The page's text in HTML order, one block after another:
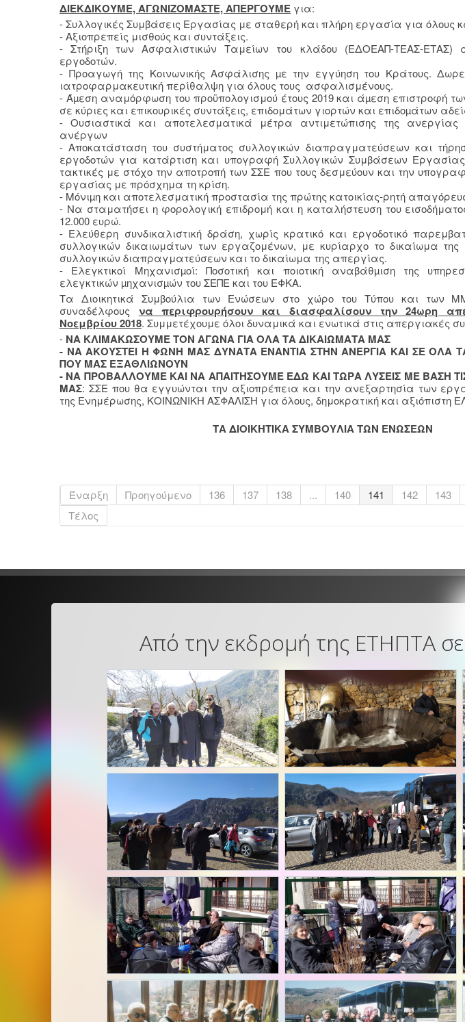
ΔΙΕΚΔΙΚΟΥΜΕ, ΑΓΩΝΙΖΟΜΑΣΤΕ, ΑΠΕΡΓΟΥΜΕ για:
- Συλλογικές Συμβάσεις Εργασίας με σταθερή και πλήρη εργασία για όλους
- Αξιοπρεπείς μισθούς και συντάξεις.
- Στήριξη των Ασφαλιστικών Ταμείων του κλάδου (ΕΔΟΕΑΠ-ΤΕΑΣ-ΕΤΑΣ)
εργοδοτών.
- Προαγωγή της Κοινωνικής Ασφάλισης µε την εγγύηση του Κράτους.
ιατροφαρμακευτική περίθαλψη για όλους τους ασφαλισμένους.
- Άµεση αναμόρφωση του προϋπολογισμού έτους 2019 και άµεση επιστροφή
σε κύριες και επικουρικές συντάξεις, επιδομάτων γιορτών και επιδοµάτων
- Ουσιαστικά και αποτελεσματικά μέτρα αντιμετώπισης της
ανέργων
- Αποκατάσταση του συστήματος συλλογικών διαπραγματεύσεων και
εργοδοτών για κατάρτιση και υπογραφή Συλλογικών Συμβάσεων
τακτικές με στόχο την αποτροπή των ΣΣΕ που τους δεσμεύουν και την
εργασίας με πρόσχημα τη κρίση.
- Μόνιµη και αποτελεσματική προστασία της πρώτης κατοικίας-ρητή
- Να σταματήσει η φορολογική επιδρομή και η καταλήστευση του
12.000 ευρώ.
- Ελεύθερη συνδικαλιστική δράση, χωρίς κρατικό και εργοδοτικό
συλλογικών δικαιωμάτων των εργαζομένων, με κυρίαρχο το δικαίωμα της
συλλογικών διαπραγματεύσεων και το δικαίωμα της απεργίας.
- Ελεγκτικοί Μηχανισµοί: Ποσοτική και ποιοτική αναβάθµιση της
ελεγκτικών µηχανισµών του ΣΕΠΕ και του ΕΦΚΑ.
Τα Διοικητικά Συμβούλια των Ενώσεων στο χώρο του Τύπου και των
συναδέλφους να περιφρουρήσουν και διασφαλίσουν την 24ωρη
Νοεμβρίου 2018. Συμμετέχουμε όλοι δυναμικά και ενωτικά στις απεργιακές
- ΝΑ ΚΛΙΜΑΚΩΣΟΥΜΕ ΤΟΝ ΑΓΩΝΑ ΓΙΑ ΟΛΑ ΤΑ ΔΙΚΑΙΩΜΑΤΑ ΜΑΣ
- ΝΑ ΑΚΟΥΣΤΕΙ Η ΦΩΝΗ ΜΑΣ ΔΥΝΑΤΑ ΕΝΑΝΤΙΑ ΣΤΗΝ ΑΝΕΡΓΙΑ ΚΑΙ ΣΕ ΟΛΑ
ΠΟΥ ΜΑΣ ΕΞΑΘΛΙΩΝΟΥΝ
- ΝΑ ΠΡΟΒΑΛΛΟΥΜΕ ΚΑΙ ΝΑ ΑΠΑΙΤΗΣΟΥΜΕ ΕΔΩ ΚΑΙ ΤΩΡΑ ΛΥΣΕΙΣ ΜΕ ΒΑΣΗ
ΜΑΣ: ΣΣΕ που θα εγγυώνται την αξιοπρέπεια και την ανεξαρτησία των
της Ενημέρωσης, ΚΟΙΝΩΝΙΚΗ ΑΣΦΑΛΙΣΗ για όλους, δημοκρατική και αξιόπιστη
ΤΑ ΔΙΟΙΚΗΤΙΚΑ ΣΥΜΒΟΥΛΙΑ ΤΩΝ ΕΝΩΣΕΩΝ
Έναρξη Προηγούμενο 136 137 138 ... 140 141 142 143
Τέλος
Από την εκδρομή της ΕΤΗΠΤΑ